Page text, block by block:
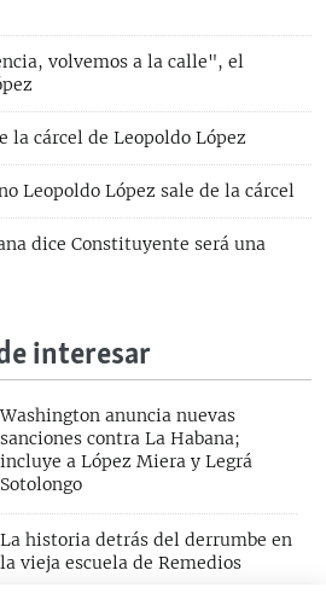
volvemos a la calle", el
la cárcel de Leopoldo López
Leopoldo López sale de la cárcel
dice Constituyente será una
interesar
Washington anuncia nuevas
sanciones contra La Habana;
incluye a López Miera y Legrá
Sotolongo
La historia detrás del derrumbe en
la vieja escuela de Remedios